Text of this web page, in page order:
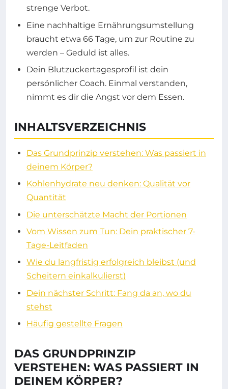
strenge Verbot.
Eine nachhaltige Ernährungsumstellung
braucht etwa 66 Tage, um zur Routine zu
werden – Geduld ist alles.
Dein Blutzuckertagesprofil ist dein
persönlicher Coach. Einmal verstanden,
nimmt es dir die Angst vor dem Essen.
INHALTSVERZEICHNIS
Das Grundprinzip verstehen: Was passiert in
deinem Körper?
Kohlenhydrate neu denken: Qualität vor
Quantität
Die unterschätzte Macht der Portionen
Vom Wissen zum Tun: Dein praktischer 7-
Tage-Leitfaden
Wie du langfristig erfolgreich bleibst (und
Scheitern einkalkulierst)
Dein nächster Schritt: Fang da an, wo du
stehst
Häufig gestellte Fragen
DAS GRUNDPRINZIP
VERSTEHEN: WAS PASSIERT IN
DEINEM KÖRPER?